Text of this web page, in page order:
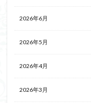
2026年6月
2026年5月
2026年4月
2026年3月